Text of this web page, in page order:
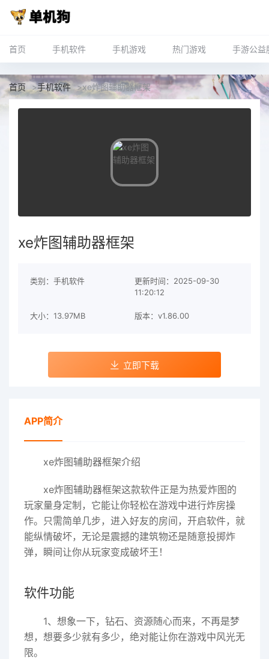
首页 手机软件 手机游戏 热门游戏 手游公益
首页 >手机软件 >xe炸图辅助器框架
xe炸图辅助器框架
类别：手机软件
更新时间：2025-09-30
11:20:12
大小：13.97MB 版本：v1.86.00
立即下载
APP简介
xe炸图辅助器框架介绍
xe炸图辅助器框架这款软件正是为热爱炸图的
玩家量身定制，它能让你轻松在游戏中进行炸房操
作。只需简单几步，进入好友的房间，开启软件，就
能纵情破坏，无论是震撼的建筑物还是随意投掷炸
弹，瞬间让你从玩家变成破坏王！
软件功能
1、想象一下，钻石、资源随心而来，不再是梦
想，想要多少就有多少，绝对能让你在游戏中风光无
限。